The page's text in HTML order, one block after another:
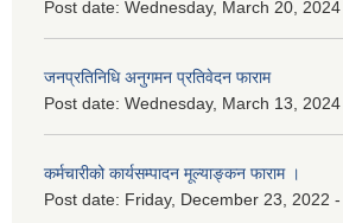
Post date: Wednesday, March 20,
जनप्रतिनिधि अनुगमन प्रतिवेदन फाराम
Post date: Wednesday, March 13,
कर्मचारीको कार्यसम्पादन मूल्याङ्कन फाराम ।
Post date: Friday, December 23, 2022